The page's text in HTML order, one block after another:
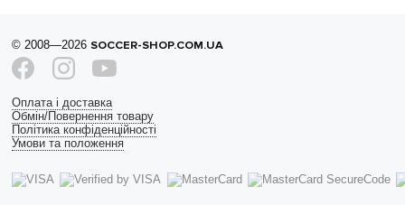
© 2008—2026 SOCCER-SHOP.COM.UA
Оплата і доставка
Обмін/Повернення товару
Політика конфіденційності
Умови та положення